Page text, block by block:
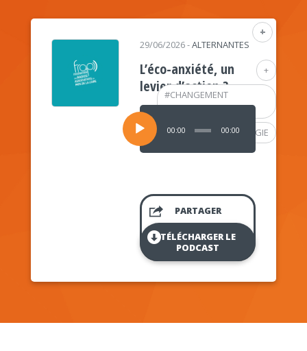
+
+
#CHANGEMENT
CLIMATIQUE
#PSYCHOLOGIE
29/06/2026-ALTERNANTES
L’éco-anxiété, un
levier d’action ?
Lecteur
audio
00:00 00:00
PARTAGER
TÉLÉCHARGER LE
PODCAST